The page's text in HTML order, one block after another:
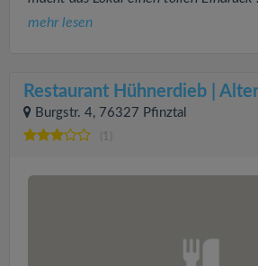
mehr lesen
Restaurant Hühnerdieb |
Burgstr. 4, 76327 Pfinztal
(1)